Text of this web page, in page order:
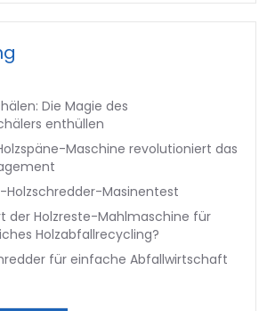
Die Magie des
enthüllen
Maschine revolutioniert das
Holzschredder-Masinentest
der Holzreste-Mahlmaschine für
Holzabfallrecycling?
für einfache Abfallwirtschaft